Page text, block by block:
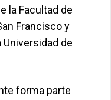
la Facultad de
Francisco y
de
forma parte